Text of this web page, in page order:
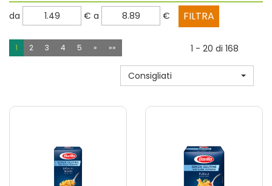
filtra
da € filtra
a €
1 2 3 4 5 » »» 1 - 20 di 168
Consigliati